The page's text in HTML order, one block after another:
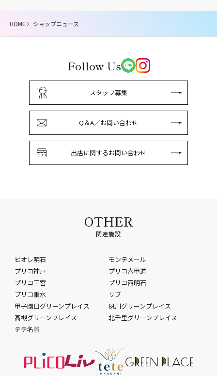
HOME ショップニュース
Follow Us
スタッフ募集
Q＆A／お問い合わせ
出店に関するお問い合わせ
OTHER
関連施設
ピオレ明石
モンテメール
プリコ神戸
プリコ六甲道
プリコ三宮
プリコ西明石
プリコ垂水
リブ
甲子園口グリーンプレイス
夙川グリーンプレイス
高槻グリーンプレイス
北千里グリーンプレイス
テテ名谷